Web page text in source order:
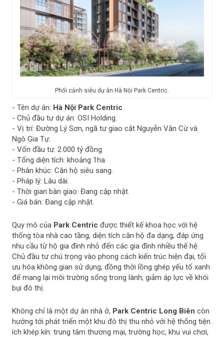
Phối cảnh siêu dự án Hà Nội Park Centric.
- Tên dự án: Hà Nội Park Centric
- Chủ đầu tư dự án: OSI Holding.
- Vị trí: Đường Lý Sơn, ngã tư giao cắt Nguyễn Văn Cừ và
Ngô Gia Tự.
- Vốn đầu tư: 2.000 tỷ đồng.
- Tổng diện tích: khoảng 1ha.
- Phân khúc: Căn hộ siêu sang.
- Pháp lý: Lâu dài.
- Thời gian bàn giao: Đang cập nhật.
- Giá bán: Đang cập nhật.
Quy mô của Park Centric được thiết kế khoa học với hệ
thống tòa nhà cao tầng, diện tích căn hộ đa dạng, đáp ứng
nhu cầu từ hộ gia đình nhỏ đến các gia đình nhiều thế hệ.
Chủ đầu tư chú trọng vào phong cách kiến trúc hiện đại, tối
ưu hóa không gian sử dụng, đồng thời lồng ghép yếu tố xanh
để mang lại môi trường sống trong lành, giảm áp lực về khói
bụi đô thị.
Không chỉ là một dự án nhà ở, Park Centric Long Biên còn
hướng tới phát triển một khu đô thị thu nhỏ với hệ thống tiện
ích khép kín: trung tâm thương mại, trường học, khu vui chơi,